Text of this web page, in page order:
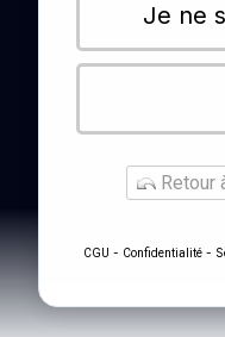
Je ne
Retour
CGU - Confidentialité -